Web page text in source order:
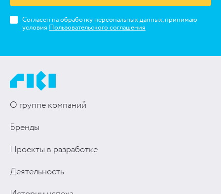
Согласен на обработку персональных данных, принимаю
условия Пользовательского соглашения
О группе компаний
Бренды
Проекты в разработке
Деятельность